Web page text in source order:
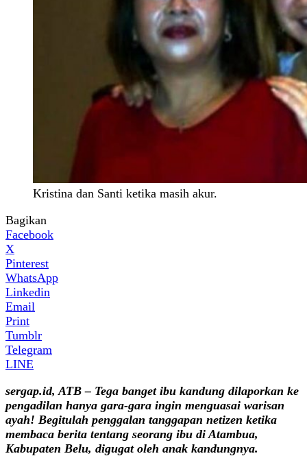
Kristina dan Santi ketika masih akur.
Bagikan
Facebook
X
Pinterest
WhatsApp
Linkedin
Email
Print
Tumblr
Telegram
LINE
sergap.id, ATB – Tega banget ibu kandung dilaporkan ke
pengadilan hanya gara-gara ingin menguasai warisan
ayah! Begitulah penggalan tanggapan netizen ketika
membaca berita tentang seorang ibu di Atambua,
Kabupaten Belu, digugat oleh anak kandungnya.